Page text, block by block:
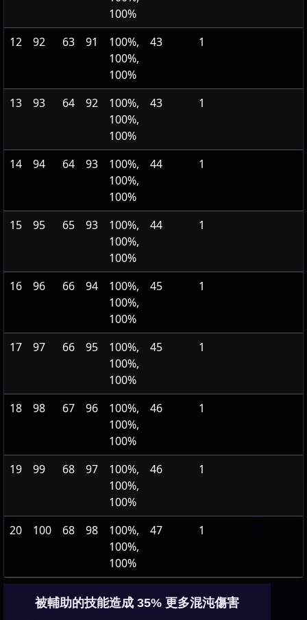
100%
12
92 63 91
100%,
100%,
100%
43 1
13 93 64 92
100%,
100%,
100%
43 1
14 94 64 93
100%,
100%,
100%
44 1
15 95 65 93
100%,
100%,
100%
44 1
16 96 66 94
100%,
100%,
100%
45 1
17 97 66 95
100%,
100%,
100%
45 1
18 98 67 96
100%,
100%,
100%
46 1
19 99 68 97
100%,
100%,
100%
46 1
20 100 68 98
100%,
100%,
100%
47 1